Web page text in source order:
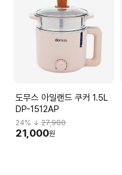
도무스 아일랜드 쿠커 1.5L
DP-1512AP
24% ↓ 27,900
21,000원